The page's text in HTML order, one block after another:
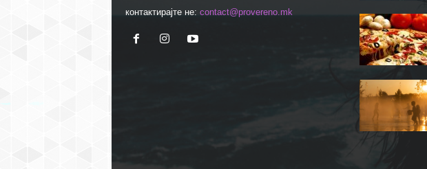
контактирајте не: contact@provereno.mk